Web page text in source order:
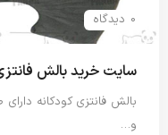
0 دیدگاه
سایت خرید بالش
بالش فانتزی کودکانه
و…